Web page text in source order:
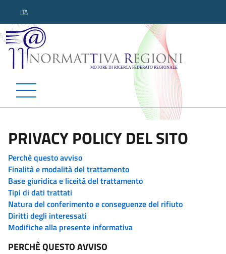
ITA
Normattiva Regioni -
PRIVACY POLICY DEL SITO
Perchè questo avviso
Finalità e modalità del trattamento
Base giuridica e liceità del trattamento
Tipi di dati trattati
Natura del conferimento e conseguenze del rifiuto
Diritti degli interessati
Modifiche alla presente informativa
PERCHÈ QUESTO AVVISO